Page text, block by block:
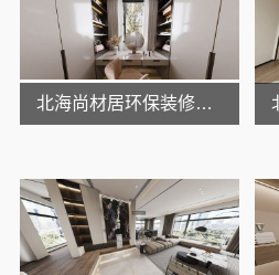
北海尚材居环保装修靠谱吗